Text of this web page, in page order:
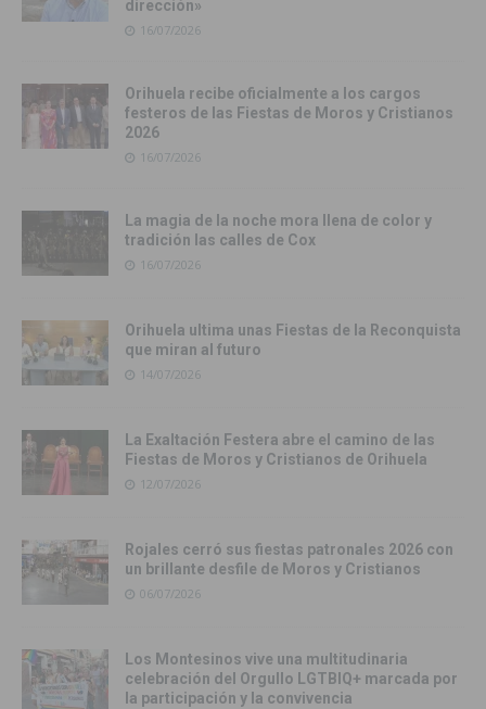
dirección»
16/07/2026
Orihuela recibe oficialmente a los cargos
festeros de las Fiestas de Moros y Cristianos
2026
16/07/2026
La magia de la noche mora llena de color y
tradición las calles de Cox
16/07/2026
Orihuela ultima unas Fiestas de la Reconquista
que miran al futuro
14/07/2026
La Exaltación Festera abre el camino de las
Fiestas de Moros y Cristianos de Orihuela
12/07/2026
Rojales cerró sus fiestas patronales 2026 con
un brillante desfile de Moros y Cristianos
06/07/2026
Los Montesinos vive una multitudinaria
celebración del Orgullo LGTBIQ+ marcada por
la participación y la convivencia